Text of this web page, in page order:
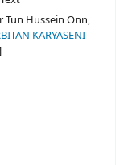
Tun Hussein Onn,
KARYASENI